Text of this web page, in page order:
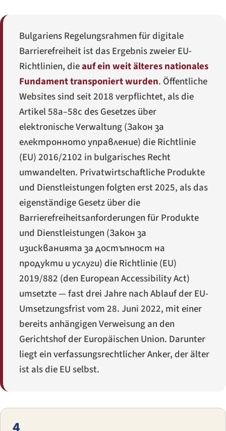
Bulgariens Regelungsrahmen für digitale
Barrierefreiheit ist das Ergebnis zweier EU-
Richtlinien, dieauf ein weit älteres nationales
Fundament transponiert wurden. Öffentliche
Websites sind seit 2018 verpflichtet, als die
Artikel 58a–58c des Gesetzes über
elektronische Verwaltung (Закон за
електронното управление) die Richtlinie
(EU) 2016/2102 in bulgarisches Recht
umwandelten. Privatwirtschaftliche Produkte
und Dienstleistungen folgten erst 2025, als das
eigenständige Gesetz über die
Barrierefreiheitsanforderungen für Produkte
und Dienstleistungen (Закон за
изискванията за достъпност на
продукти и услуги) die Richtlinie (EU)
2019/882 (den European Accessibility Act)
umsetzte — fast drei Jahre nach Ablauf der EU-
Umsetzungsfrist vom 28. Juni 2022, mit einer
bereits anhängigen Verweisung an den
Gerichtshof der Europäischen Union. Darunter
liegt ein verfassungsrechtlicher Anker, der älter
ist als die EU selbst.